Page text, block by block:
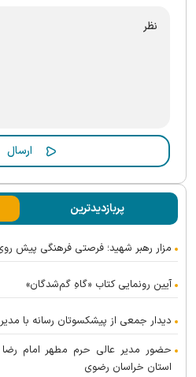
پربازدیدترین
مزار رهبر شهید؛ فرصتی فرهنگی پیش
آیین رونمایی کتاب «گاهِ گم‌شدگان»
دیدار جمعی از پیشکسوتان رسانه با
حضور مدیر عالی حرم مطهر امام رضا
استان خراسان رضوی